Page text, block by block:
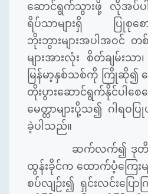
ဆောင်ရွက်သွားဖို့
လိုအပ်ပါ
ရိပ်သာများရှိ
ပြုစုစ
ဘိုးဘွားများအပါအဝင် တ
များအားလုံး
စိတ်ချမ်းသာ၊
မြန်မာ့နှစ်သစ်ကို ကြိုဆို၍
တိုးပွားဆောင်ရွက်နိုင်ပါစေက
မေတ္တာများပို့သ၍ ဂါရဝပြု
ခဲ့ပါသည်။
ဆက်လက်၍ ဒုတိ
ထွန်းခိုင်က ထောက်ပံ့ကြေးမ
စပ်လျဉ်း၍ ရှင်းလင်းပြောက